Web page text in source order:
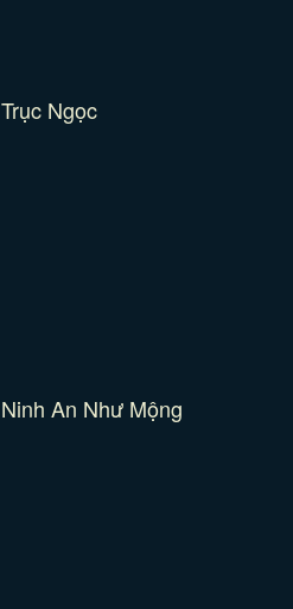
Trục Ngọc
Ninh An Như Mộng